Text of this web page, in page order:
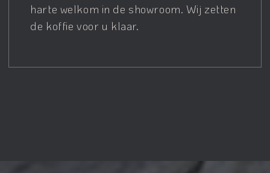
harte welkom in de showroom. Wij zetten
de koffie voor u klaar.